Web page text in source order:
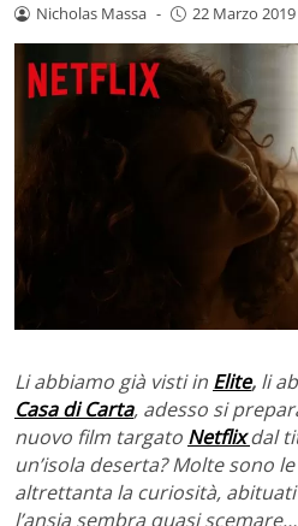
Nicholas Massa - 22 Marzo 2019
Li abbiamo già visti in Elite, li
Casa di Carta, adesso si
nuovo film targato Netflix dal
un’isola deserta? Molte sono
altrettanta la curiosità,
l’ansia sembra quasi scemare…